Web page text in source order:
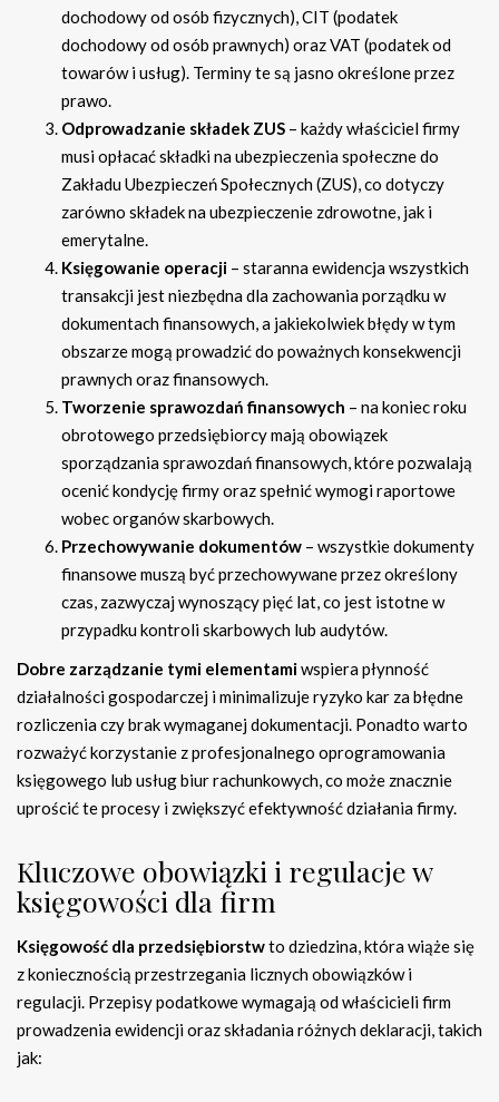
dochodowy od osób fizycznych), CIT (podatek
dochodowy od osób prawnych) oraz VAT (podatek od
towarów i usług). Terminy te są jasno określone przez
prawo.
Odprowadzanie składek ZUS – każdy właściciel firmy
musi opłacać składki na ubezpieczenia społeczne do
Zakładu Ubezpieczeń Społecznych (ZUS), co dotyczy
zarówno składek na ubezpieczenie zdrowotne, jak i
emerytalne.
Księgowanie operacji – staranna ewidencja wszystkich
transakcji jest niezbędna dla zachowania porządku w
dokumentach finansowych, a jakiekolwiek błędy w tym
obszarze mogą prowadzić do poważnych konsekwencji
prawnych oraz finansowych.
Tworzenie sprawozdań finansowych – na koniec roku
obrotowego przedsiębiorcy mają obowiązek
sporządzania sprawozdań finansowych, które pozwalają
ocenić kondycję firmy oraz spełnić wymogi raportowe
wobec organów skarbowych.
Przechowywanie dokumentów – wszystkie dokumenty
finansowe muszą być przechowywane przez określony
czas, zazwyczaj wynoszący pięć lat, co jest istotne w
przypadku kontroli skarbowych lub audytów.
Dobre zarządzanie tymi elementamiwspiera płynność
działalności gospodarczej i minimalizuje ryzyko kar za błędne
rozliczenia czy brak wymaganej dokumentacji. Ponadto warto
rozważyć korzystanie z profesjonalnego oprogramowania
księgowego lub usług biur rachunkowych, co może znacznie
uprościć te procesy i zwiększyć efektywność działania firmy.
Kluczowe obowiązki i regulacje w
księgowości dla firm
Księgowość dla przedsiębiorstwto dziedzina, która wiąże się
z koniecznością przestrzegania licznych obowiązków i
regulacji. Przepisy podatkowe wymagają od właścicieli firm
prowadzenia ewidencji oraz składania różnych deklaracji, takich
jak: